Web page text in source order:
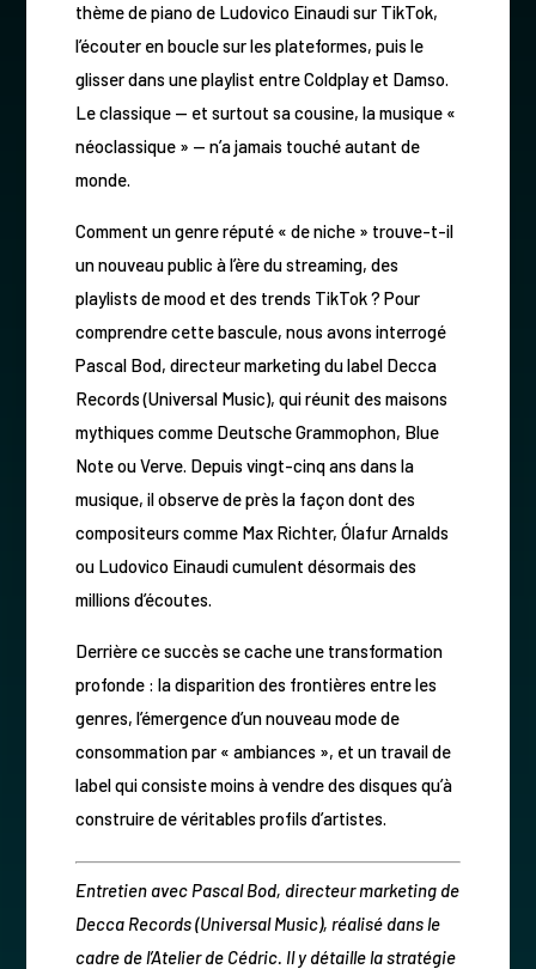
thème de piano de Ludovico Einaudi sur TikTok,
l’écouter en boucle sur les plateformes, puis le
glisser dans une playlist entre Coldplay et Damso.
Le classique — et surtout sa cousine, la musique «
néoclassique » — n’a jamais touché autant de
monde.
Comment un genre réputé « de niche » trouve-t-il
un nouveau public à l’ère du streaming, des
playlists de mood et des trends TikTok ? Pour
comprendre cette bascule, nous avons interrogé
Pascal Bod, directeur marketing du label Decca
Records (Universal Music), qui réunit des maisons
mythiques comme Deutsche Grammophon, Blue
Note ou Verve. Depuis vingt-cinq ans dans la
musique, il observe de près la façon dont des
compositeurs comme Max Richter, Ólafur Arnalds
ou Ludovico Einaudi cumulent désormais des
millions d’écoutes.
Derrière ce succès se cache une transformation
profonde : la disparition des frontières entre les
genres, l’émergence d’un nouveau mode de
consommation par « ambiances », et un travail de
label qui consiste moins à vendre des disques qu’à
construire de véritables profils d’artistes.
Entretien avec Pascal Bod, directeur marketing de
Decca Records (Universal Music), réalisé dans le
cadre de l’Atelier de Cédric. Il y détaille la stratégie